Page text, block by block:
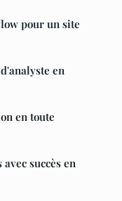
pour un site
en
en toute
succès en